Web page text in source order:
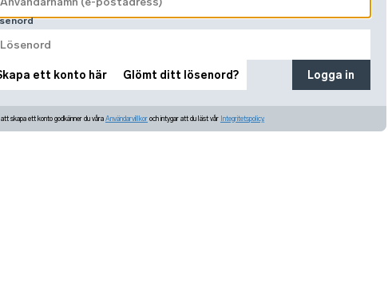
ett konto här Glömt ditt lösenord? Logga in
skapa ett konto godkänner du våra Användarvillkor och intygar att du läst vår Integritetspolicy.